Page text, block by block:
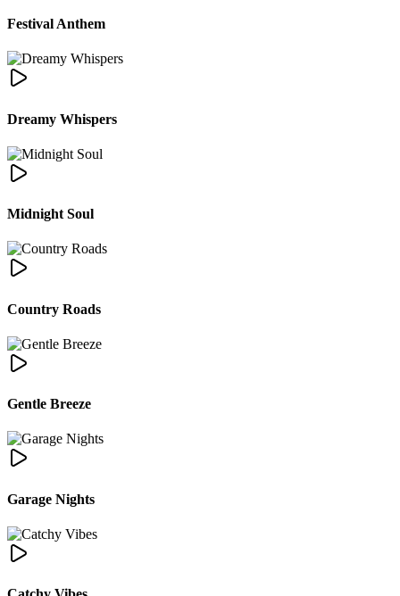
Festival Anthem
Dreamy Whispers
Midnight Soul
Country Roads
Gentle Breeze
Garage Nights